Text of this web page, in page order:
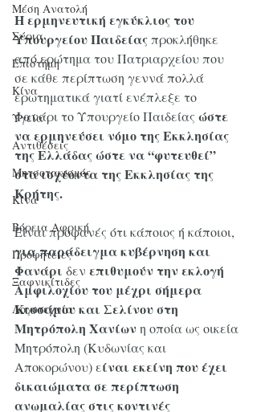
Μέση Ανατολή
Σύρια
Επιστήμη
Kίνα
Υγεία
Aντιθέσεις
Μητσοτακισμός
Κίνα
Βόρεια Αφρική
Προφητείες
Ξαφνικίτιδες
Λογοτεχνία
Η ερμηνευτική εγκύκλιος του
Υπουργείου Παιδείας προκλήθηκε
από ερώτημα του Πατριαρχείου που
σε κάθε περίπτωση γεννά πολλά
ερωτηματικά γιατί ενέπλεξε το
Φανάρι το Υπουργείο Παιδείας ώστε
να ερμηνεύσει νόμο της Εκκλησίας
της Ελλάδας ώστε να “φυτευθεί”
στα ισχύοντα της Εκκλησίας της
Κρήτης.
Είναι προφανές ότι κάποιος ή κάποιοι,
για παράδειγμα κυβέρνηση και
Φανάρι δεν επιθυμούν την εκλογή
Αμφιλοχίου του μέχρι σήμερα
Κισσάμου και Σελίνου στη
Μητρόπολη Χανίων η οποία ως οικεία
Μητρόπολη (Κυδωνίας και
Αποκορώνου) είναι εκείνη που έχει
δικαιώματα σε περίπτωση
ανωμαλίας στις κοντινές